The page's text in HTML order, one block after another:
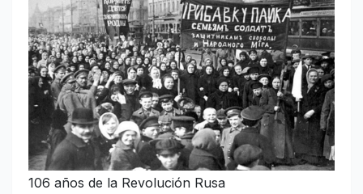
106 años de la Revolución Rusa